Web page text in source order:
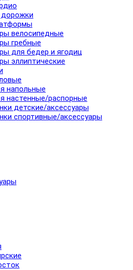
велосипедные
гребные
для бедер и ягодиц
эллиптические
напольные
настенные/распорные
детские/аксессуары
спортивные/аксессуары